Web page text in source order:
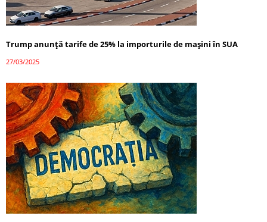
Trump anunță tarife de 25% la importurile de mașini în SUA
27/03/2025